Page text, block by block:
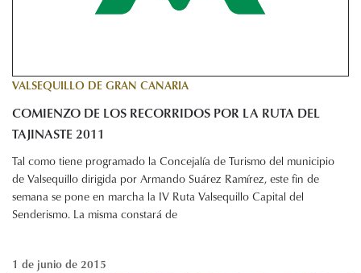
VALSEQUILLO DE GRAN CANARIA
COMIENZO DE LOS RECORRIDOS POR LA RUTA DEL
TAJINASTE 2011
Tal como tiene programado la Concejalía de Turismo del municipio
de Valsequillo dirigida por Armando Suárez Ramírez, este fin de
semana se pone en marcha la IV Ruta Valsequillo Capital del
Senderismo. La misma constará de
1 de junio de 2015